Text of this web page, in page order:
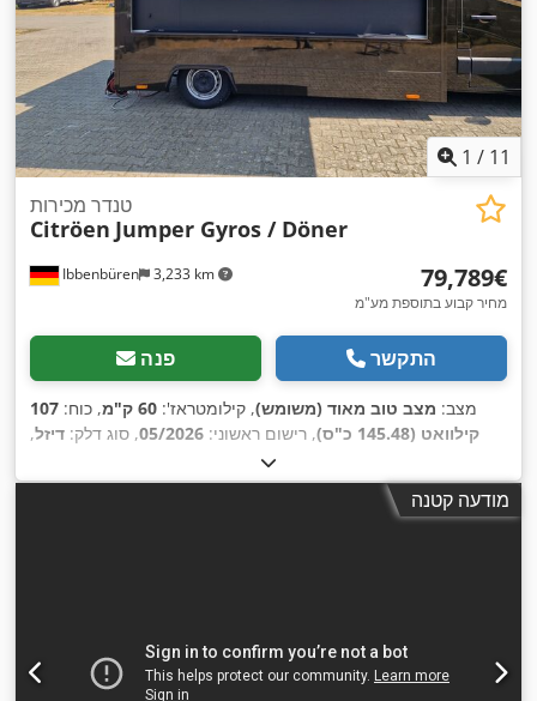
1 / 11
Ibbenbüren 3,233 km
טנדר מכירות
Citröen Jumper Gyros / Döner
‏79,789 ‏€
מחיר קבוע בתוספת מע"מ
פנה התקשר
מצב: מצב טוב מאוד (משומש), קילומטראז': 60 ק"מ , כוח: 107
קילוואט (145.48 כ"ס)
, רישום ראשוני: 05/2026, סוג דלק: דיזל,
משקל כולל:
פליטה:יורו 6 , ציוד:מיזוג אוויר, מערכת בלימה למניעת נעילה
מודעה קטנה